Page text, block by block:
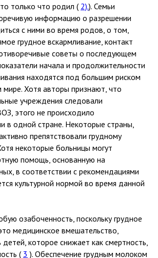
только что родил ( 2).). Семьи
информацию о разрешении
с ними во время родов, о том,
грудное вскармливание, контакт
советы о последующем
начала и продолжительности
находятся под большим риском
мире. Хотя авторы признают, что
учреждения следовали
этого не происходило
в одной стране. Некоторые страны,
препятствовали грудному
некоторые больницы могут
помощь, основанную на
в соответствии с рекомендациями
культурной нормой во время данной
озабоченность, поскольку грудное
медицинское вмешательство,
которое снижает как смертность,
( 3 ). Обеспечение грудным молоком